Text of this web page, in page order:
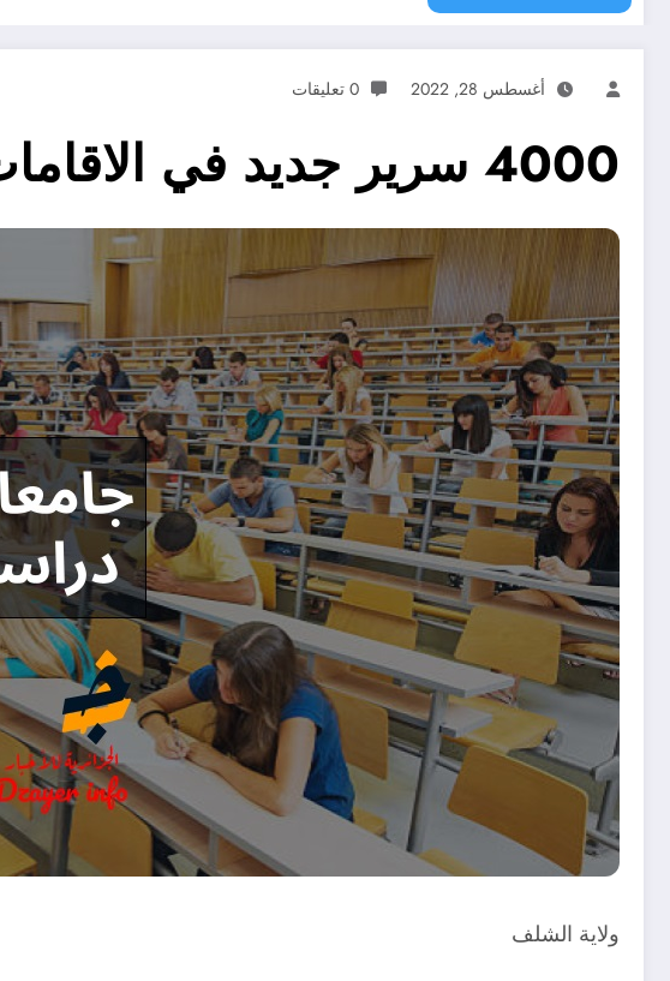
أغسطس 28, 2022 0 تعليقات
4000 سرير جديد في الاقامات الجامعية بولاية الشلف
ولاية الشلف